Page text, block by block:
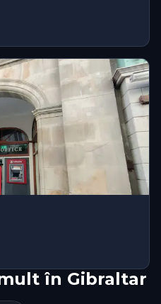
în Gibraltar